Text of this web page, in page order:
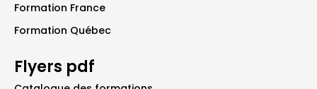
Formation France
Formation Québec
Flyers pdf